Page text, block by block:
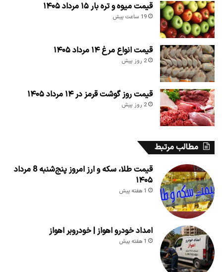
قیمت میوه و تره بار ۱۵ مرداد ۱۴۰۵
19 ساعت پیش
قیمت انواع مرغ ۱۴ مرداد ۱۴۰۵
2 روز پیش
قیمت روز گوشت قرمز در ۱۴ مرداد ۱۴۰۵
2 روز پیش
مطالب مرتبط
قیمت طلا، سکه و ارز امروز پنج‌شنبه 8 مرداد
۱۴۰۵
1 هفته پیش
امداد خودرو اهواز | خودروبر اهواز
1 هفته پیش